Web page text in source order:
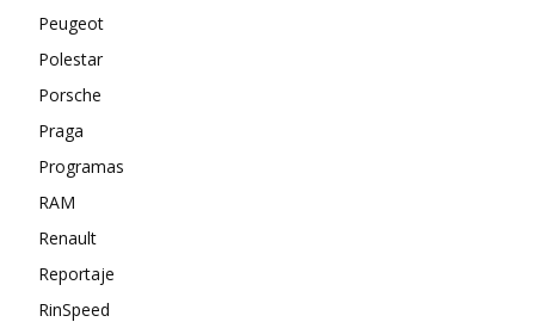
Peugeot
Polestar
Porsche
Praga
Programas
RAM
Renault
Reportaje
RinSpeed